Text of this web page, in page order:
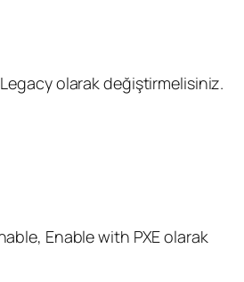
Legacy olarak değiştirmelisiniz.
Enable with PXE olarak